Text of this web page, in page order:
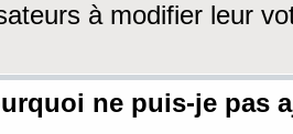
à modifier leur
ne puis-je pas